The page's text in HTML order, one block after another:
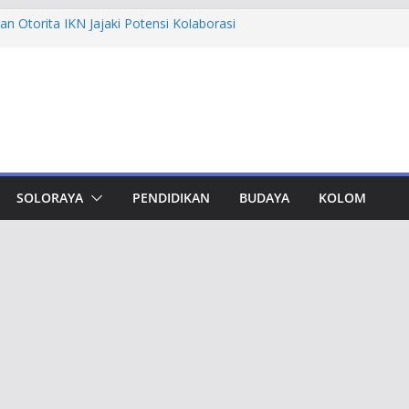
Otorita IKN Jajaki Potensi Kolaborasi
Muktamar Tapak Suci, Ahmad Luthfi
Jadi Penguat Persatuan Bangsa
Award, Ahmad Luthfi Dinilai
untuk Jateng
Taj Yasin Minta Optimalkan
SOLORAYA PENDIDIKAN BUDAYA KOLOM